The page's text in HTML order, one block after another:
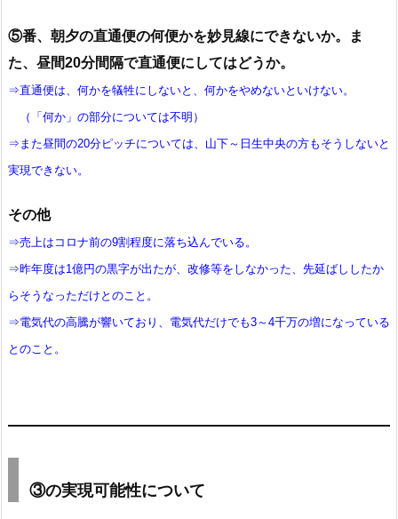
⑤番、朝夕の直通便の何便かを妙見線にできないか。ま
た、昼間20分間隔で直通便にしてはどうか。
⇒直通便は、何かを犠牲にしないと、何かをやめないといけない。
（「何か」の部分については不明）
⇒また昼間の20分ピッチについては、山下～日生中央の方もそうしないと
実現できない。
その他
⇒売上はコロナ前の9割程度に落ち込んでいる。
⇒昨年度は1億円の黒字が出たが、改修等をしなかった、先延ばししたか
らそうなっただけとのこと。
⇒電気代の高騰が響いており、電気代だけでも3～4千万の増になっている
とのこと。
③の実現可能性について